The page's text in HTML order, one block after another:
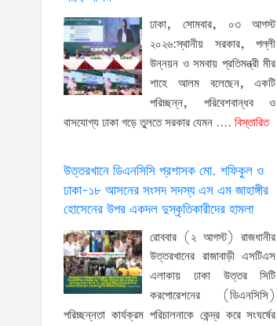
ঢাকা, সোমবার, ০৩ আগস্ট
২০২৬:স্থানীয় সরকার, পল্লী
উন্নয়ন ও সমবায় প্রতিমন্ত্রী মীর
শাহে আলম বলেছেন, একটি
পরিচ্ছন্ন, পরিবেশবান্ধব ও
বাসযোগ্য ঢাকা গড়ে তুলতে সরকার যেমন .... বিস্তারিত
উত্তরখানে ডিএনসিসি প্রশাসক মো. শফিকুল ও
ঢাকা-১৮ আসনের সংসদ সদস্য এস এম জাহাঙ্গীর
হোসেনের উপর একদল দুস্কৃতিকারীদের হামলা
রোববার (২ আগস্ট) রাজধানীর
উত্তরখানের রাজাবাড়ী এসটিএস
এলাকায় ঢাকা উত্তর সিটি
করপোরেশনের (ডিএনসিসি)
পরিচ্ছন্নতা কার্যক্রম পরিচালনাকে কেন্দ্র করে সংঘর্ষের